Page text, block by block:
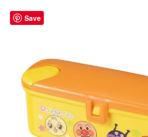
Save